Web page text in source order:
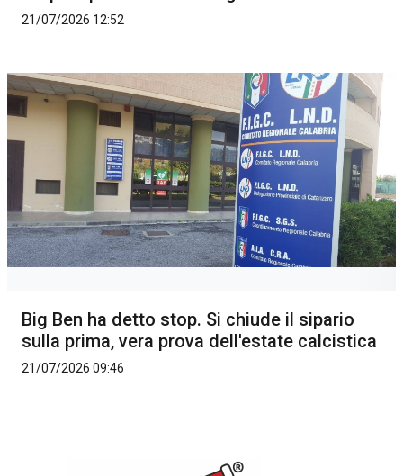
21/07/2026 12:52
Big Ben ha detto stop. Si chiude il sipario
sulla prima, vera prova dell'estate calcistica
21/07/2026 09:46